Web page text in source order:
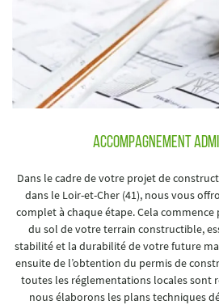
accompagnement
Dans le cadre de votre projet de
dans le Loir-et-Cher (41), nous vous
complet à chaque étape. Cela
du sol de votre terrain constructible,
stabilité et la durabilité de votre future
ensuite de l’obtention du permis de
toutes les réglementations locales sont
nous élaborons les plans techniques